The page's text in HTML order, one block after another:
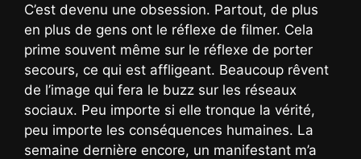
C’est devenu une obsession. Partout, de plus
en plus de gens ont le réflexe de filmer. Cela
prime souvent même sur le réflexe de porter
secours, ce qui est affligeant. Beaucoup rêvent
de l’image qui fera le buzz sur les réseaux
sociaux. Peu importe si elle tronque la vérité,
peu importe les conséquences humaines. La
semaine dernière encore, un manifestant m’a